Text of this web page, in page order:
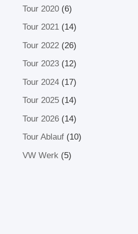
Tour 2020(6)
Tour 2021(14)
Tour 2022(26)
Tour 2023(12)
Tour 2024(17)
Tour 2025(14)
Tour 2026(14)
Tour Ablauf(10)
VW Werk (5)